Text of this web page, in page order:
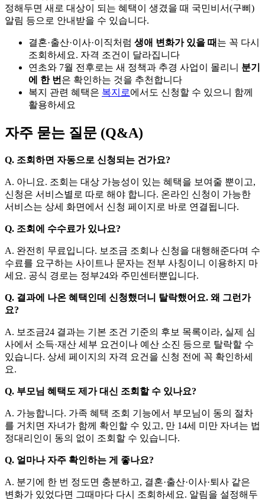
정해두면 새로 대상이 되는 혜택이 생겼을 때 국민비서(구삐)
알림 등으로 안내받을 수 있습니다.
결혼·출산·이사·이직처럼 생애 변화가 있을 때 는 꼭 다시
조회하세요. 자격 조건이 달라집니다
연초와 7월 전후로는 새 정책과 추경 사업이 몰리니 분기
에 한 번 은 확인하는 것을 추천합니다
복지 관련 혜택은 복지로에서도 신청할 수 있으니 함께
활용하세요
자주 묻는 질문 (Q&A)
Q. 조회하면 자동으로 신청되는 건가요?
A. 아니요. 조회는 대상 가능성이 있는 혜택을 보여줄 뿐이고,
신청은 서비스별로 따로 해야 합니다. 온라인 신청이 가능한
서비스는 상세 화면에서 신청 페이지로 바로 연결됩니다.
Q. 조회에 수수료가 있나요?
A. 완전히 무료입니다. 보조금 조회나 신청을 대행해준다며 수
수료를 요구하는 사이트나 문자는 전부 사칭이니 이용하지 마
세요. 공식 경로는 정부24와 주민센터뿐입니다.
Q. 결과에 나온 혜택인데 신청했더니 탈락했어요. 왜 그런가
요?
A. 보조금24 결과는 기본 조건 기준의 후보 목록이라, 실제 심
사에서 소득·재산 세부 요건이나 예산 소진 등으로 탈락할 수
있습니다. 상세 페이지의 자격 요건을 신청 전에 꼭 확인하세
요.
Q. 부모님 혜택도 제가 대신 조회할 수 있나요?
A. 가능합니다. 가족 혜택 조회 기능에서 부모님이 동의 절차
를 거치면 자녀가 함께 확인할 수 있고, 만 14세 미만 자녀는 법
정대리인이 동의 없이 조회할 수 있습니다.
Q. 얼마나 자주 확인하는 게 좋나요?
A. 분기에 한 번 정도면 충분하고, 결혼·출산·이사·퇴사 같은
변화가 있었다면 그때마다 다시 조회하세요. 알림을 설정해두